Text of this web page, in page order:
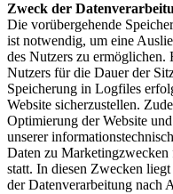
Zweck der
Die vorübergehende
ist notwendig, um eine
des Nutzers zu ermöglichen.
Nutzers für die Dauer der
Speicherung in Logfiles
Website sicherzustellen.
Optimierung der Website
unserer
Daten zu Marketingzwecken
statt. In diesen Zwecken liegt
der Datenverarbeitung